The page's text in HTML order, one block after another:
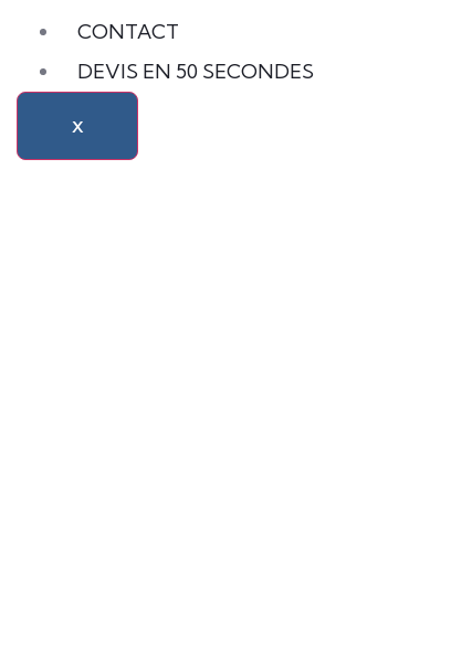
CONTACT
DEVIS EN 50 SECONDES
X